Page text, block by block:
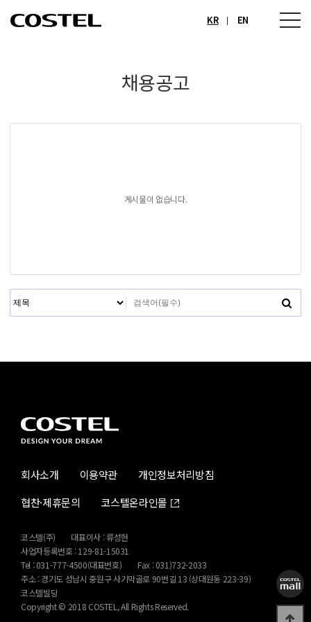
KR EN
채용공고
게시물이 없습니다.
회사소개 이용약관
개인정보처리방침
협찬·제휴문의
코스텔온라인몰
코스텔(주)
대표이사 : 류성현
사업자등록번호 : 129-81-15031
Tel : 031-777-4500(대표번호)
Fax : 031)732-2033
주소 : 경기도 성남시 중원구 사기막골로 90번길 13 (상대원동 223-39)
코스텔빌딩
Copyright © 2018 COSTEL, All Rights Reserved.